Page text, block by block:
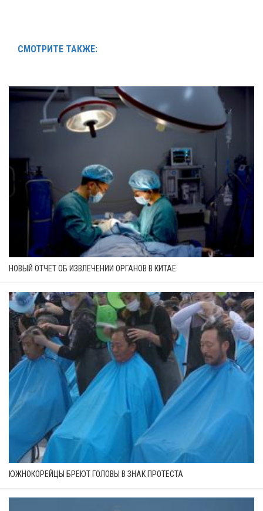
СМОТРИТЕ ТАКЖЕ:
НОВЫЙ ОТЧЕТ ОБ ИЗВЛЕЧЕНИИ ОРГАНОВ В КИТАЕ
ЮЖНОКОРЕЙЦЫ БРЕЮТ ГОЛОВЫ В ЗНАК ПРОТЕСТА